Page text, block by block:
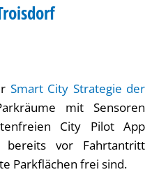
Smart City Strategie der
mit Sensoren
City Pilot App
bereits vor Fahrtantritt
Parkflächen frei sind.